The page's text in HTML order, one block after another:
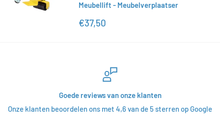
Meubellift - Meubelverplaatser
Actieprijs
€37,50
Goede reviews van onze klanten
Onze klanten beoordelen ons met 4,6 van de 5 sterren op Google